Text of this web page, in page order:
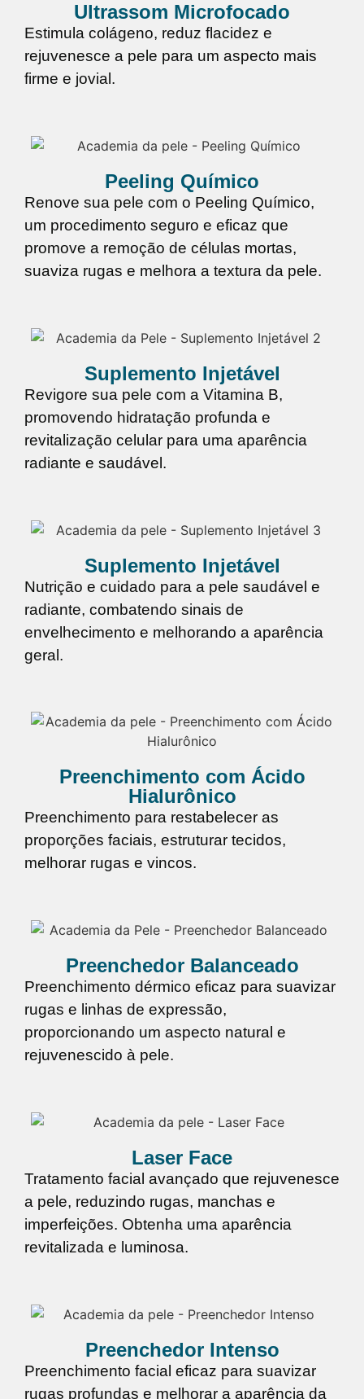
Ultrassom Microfocado
Estimula colágeno, reduz flacidez e
rejuvenesce a pele para um aspecto mais
firme e jovial.
Peeling Químico
Renove sua pele com o Peeling Químico,
um procedimento seguro e eficaz que
promove a remoção de células mortas,
suaviza rugas e melhora a textura da pele.
Suplemento Injetável
Revigore sua pele com a Vitamina B,
promovendo hidratação profunda e
revitalização celular para uma aparência
radiante e saudável.
Suplemento Injetável
Nutrição e cuidado para a pele saudável e
radiante, combatendo sinais de
envelhecimento e melhorando a aparência
geral.
Preenchimento com Ácido
Hialurônico
Preenchimento para restabelecer as
proporções faciais, estruturar tecidos,
melhorar rugas e vincos.
Preenchedor Balanceado
Preenchimento dérmico eficaz para suavizar
rugas e linhas de expressão,
proporcionando um aspecto natural e
rejuvenescido à pele.
Laser Face
Tratamento facial avançado que rejuvenesce
a pele, reduzindo rugas, manchas e
imperfeições. Obtenha uma aparência
revitalizada e luminosa.
Preenchedor Intenso
Preenchimento facial eficaz para suavizar
rugas profundas e melhorar a aparência da